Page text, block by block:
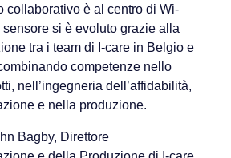
collaborativo è al centro di Wi-
si è evoluto grazie alla
tra i team di I-care in Belgio e
competenze nello
nell’ingegneria dell’affidabilità,
e nella produzione.
Bagby, Direttore